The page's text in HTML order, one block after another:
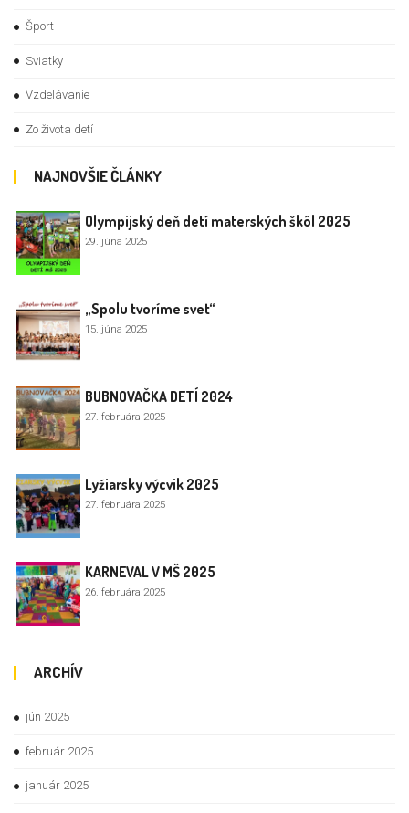
Šport
Sviatky
Vzdelávanie
Zo života detí
NAJNOVŠIE ČLÁNKY
Olympijský deň detí materských škôl 2025
29. júna 2025
„Spolu tvoríme svet“
15. júna 2025
BUBNOVAČKA DETÍ 2024
27. februára 2025
Lyžiarsky výcvik 2025
27. februára 2025
KARNEVAL V MŠ 2025
26. februára 2025
ARCHÍV
jún 2025
február 2025
január 2025